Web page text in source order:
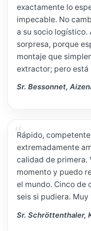
exactamente lo
impecable. No
a su socio logístico.
sorpresa, porque
montaje que
extractor; pero
Sr. Bessonnet,
Rápido,
extremadamente
calidad de primera.
momento y puedo
el mundo. Cinco de
seis si pudiera.
Sr. Schröttenthaler,